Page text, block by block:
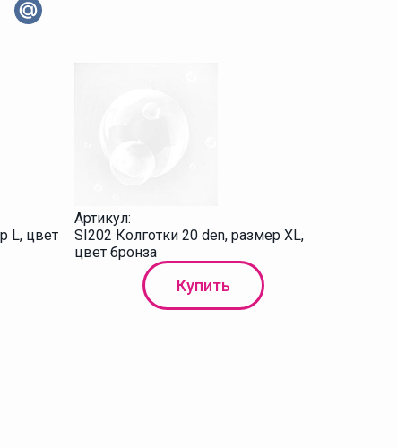
L, цвет
Артикул:
SI202 Колготки 20 den, размер XL,
цвет бронза
Купить